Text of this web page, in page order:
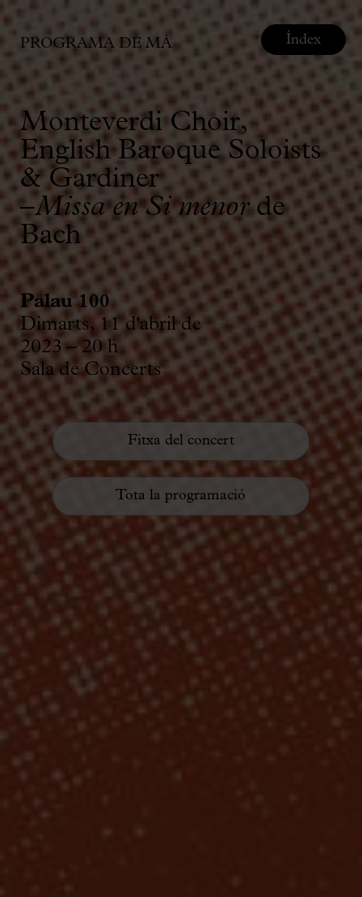
PROGRAMA DE MÀ
Monteverdi Choir,
English Baroque Soloists
& Gardiner
–Missa en Si menorde
Bach
Palau 100
Dimarts, 11 d'abril de
2023 – 20 h
Sala de Concerts
Fitxa del concert
Tota la programació
Índex